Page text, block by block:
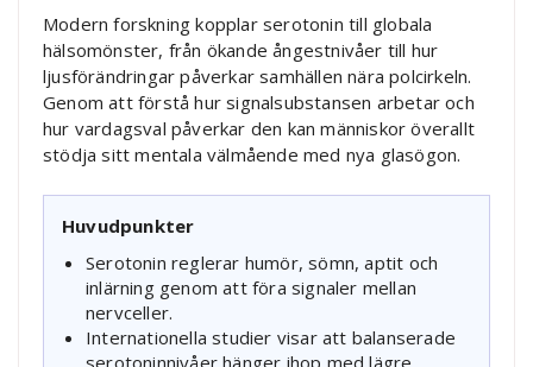
Modern forskning kopplar serotonin till globala
hälsomönster, från ökande ångestnivåer till hur
ljusförändringar påverkar samhällen nära polcirkeln.
Genom att förstå hur signalsubstansen arbetar och
hur vardagsval påverkar den kan människor överallt
stödja sitt mentala välmående med nya glasögon.
Huvudpunkter
Serotonin reglerar humör, sömn, aptit och
inlärning genom att föra signaler mellan
nervceller.
Internationella studier visar att balanserade
serotoninnivåer hänger ihop med lägre